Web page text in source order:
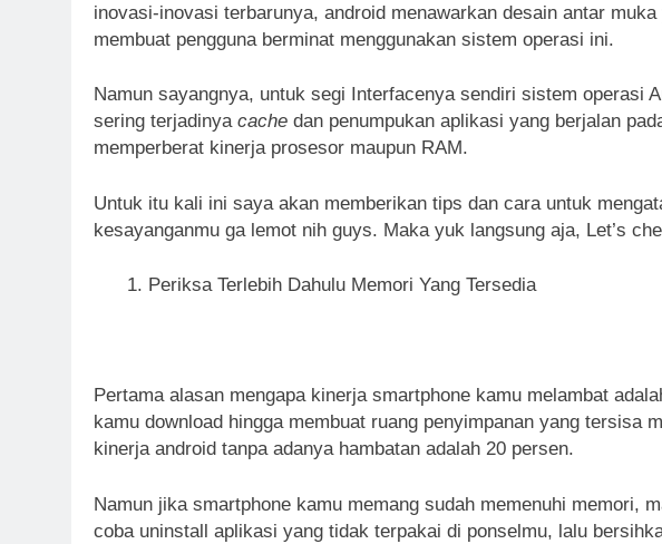
inovasi-inovasi terbarunya, android menawarkan desain antar
membuat pengguna berminat menggunakan sistem operasi ini.
Namun sayangnya, untuk segi Interfacenya sendiri sistem operasi
sering terjadinya cache dan penumpukan aplikasi yang berjalan
memperberat kinerja prosesor maupun RAM.
Untuk itu kali ini saya akan memberikan tips dan cara untuk
kesayanganmu ga lemot nih guys. Maka yuk langsung aja, Let’s
Periksa Terlebih Dahulu Memori Yang Tersedia
Pertama alasan mengapa kinerja smartphone kamu melambat
kamu download hingga membuat ruang penyimpanan yang tersisa
kinerja android tanpa adanya hambatan adalah 20 persen.
Namun jika smartphone kamu memang sudah memenuhi memori,
coba uninstall aplikasi yang tidak terpakai di ponselmu, lalu